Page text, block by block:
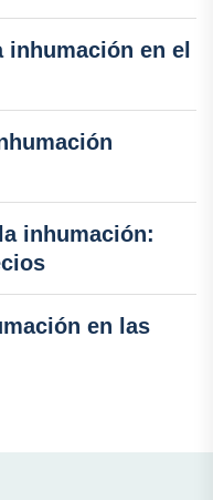
en el
inhumación:
en las